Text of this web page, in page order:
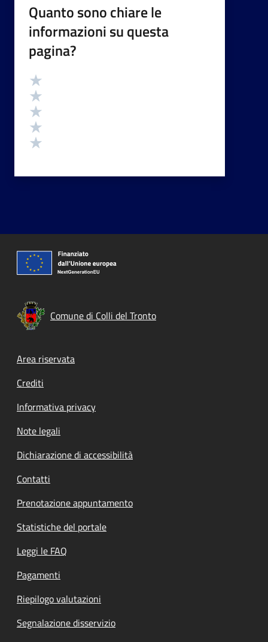
Quanto sono chiare le
informazioni su questa
pagina?
Valutazione
Comune di Colli del Tronto
Footer menu
Area riservata
Crediti
Informativa privacy
Note legali
Dichiarazione di accessibilità
Contatti
Prenotazione appuntamento
Statistiche del portale
Leggi le FAQ
Pagamenti
Riepilogo valutazioni
Segnalazione disservizio